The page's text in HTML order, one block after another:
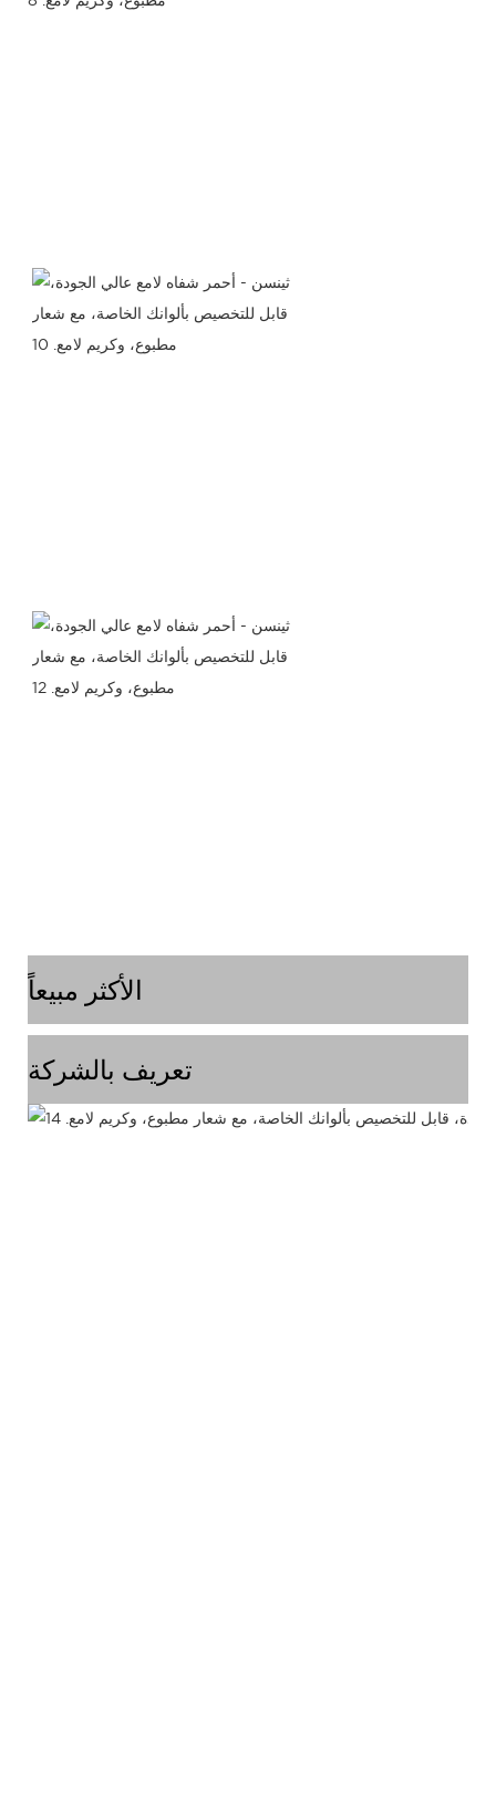
الأكثر مبيعاً
تعريف بالشركة